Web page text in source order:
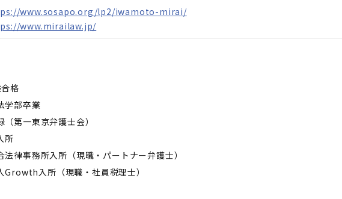
www.sosapo.org/lp2/iwamoto-mirai/
www.mirailaw.jp/
格
学部卒業
第一東京弁護士会）
所
律事務所入所（現職・パートナー弁護士）
入所（現職・社員税理士）